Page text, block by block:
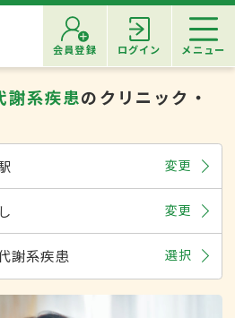
会員登録 ログイン メニュー
謝系疾患のクリニック・
変更
変更
謝系疾患 選択